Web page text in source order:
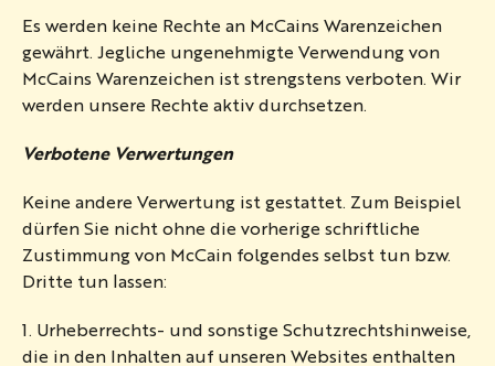
Es werden keine Rechte an McCains Warenzeichen
gewährt. Jegliche ungenehmigte Verwendung von
McCains Warenzeichen ist strengstens verboten. Wir
werden unsere Rechte aktiv durchsetzen.
Verbotene Verwertungen
Keine andere Verwertung ist gestattet. Zum Beispiel
dürfen Sie nicht ohne die vorherige schriftliche
Zustimmung von McCain folgendes selbst tun bzw.
Dritte tun lassen:
1. Urheberrechts- und sonstige Schutzrechtshinweise,
die in den Inhalten auf unseren Websites enthalten